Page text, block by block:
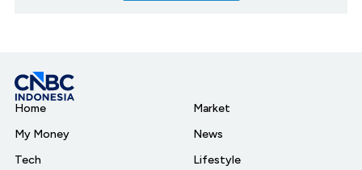
Home
My Money
Tech
Market
News
Lifestyle